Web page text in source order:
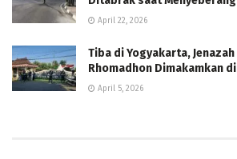
April 22, 2026
Tiba di Yogyakarta,
Rhomadhon Dimakamkan
April 5, 2026